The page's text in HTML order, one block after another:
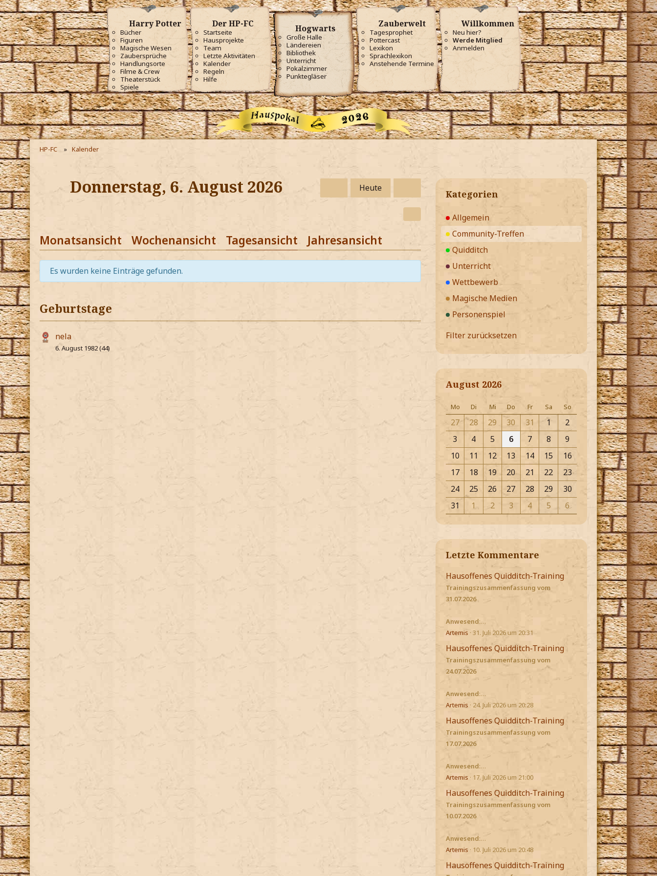
Harry Potter
Bücher
Figuren
Magische Wesen
Zaubersprüche
Handlungsorte
Filme & Crew
Theaterstück
Spiele
Der HP-FC
Startseite
Hausprojekte
Team
Letzte Aktivitäten
Kalender
Regeln
Hilfe
Hogwarts
Große Halle
Ländereien
Bibliothek
Unterricht
Pokalzimmer
Punktegläser
Zauberwelt
Tagesprophet
Pottercast
Lexikon
Sprachlexikon
Anstehende Termine
Willkommen
Neu hier?
Werde Mitglied
Anmelden
HP-FC Kalender
Donnerstag, 6. August 2026 Heute
Monatsansicht Wochenansicht Tagesansicht Jahresansicht
Es wurden keine Einträge gefunden.
Geburtstage
nela
6. August 1982 (44)
Kategorien
Allgemein
Community-Treffen
Quidditch
Unterricht
Wettbewerb
Magische Medien
Personenspiel
Filter zurücksetzen
August 2026
Mo Di Mi Do Fr Sa So
27 28 29 30 31 1
2
3
4 5 6 7 8
9
10
11 12 13 14 15
16
17
18 19 20 21 22
23
24
25 26 27 28 29
30
31
1 2 3 4 5 6
Letzte Kommentare
Hausoffenes Quidditch-Training
Trainingszusammenfassung vom
31.07.2026
Anwesend:…
Artemis 31. Juli 2026 um 20:31
Hausoffenes Quidditch-Training
Trainingszusammenfassung vom
24.07.2026
Anwesend:…
Artemis
24. Juli 2026 um 20:28
Hausoffenes Quidditch-Training
Trainingszusammenfassung vom
17.07.2026
Anwesend:…
Artemis
17. Juli 2026 um 21:00
Hausoffenes Quidditch-Training
Trainingszusammenfassung vom
10.07.2026
Anwesend:…
Artemis
10. Juli 2026 um 20:48
Hausoffenes Quidditch-Training